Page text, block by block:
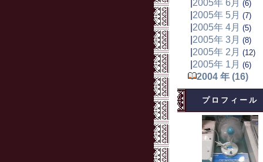
2005年 6月 (6)
2005年 5月 (7)
2005年 4月 (5)
2005年 3月 (8)
2005年 2月 (12)
2005年 1月 (6)
2004 年 (16)
プロフィール